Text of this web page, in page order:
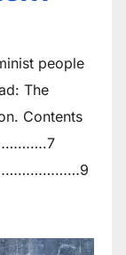
people
The
Contents